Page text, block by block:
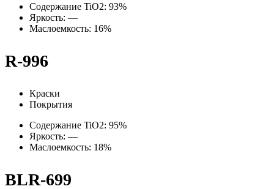
Содержание TiO2: 93%
Яркость: —
Маслоемкость: 16%
R-996
Краски
Покрытия
Содержание TiO2: 95%
Яркость: —
Маслоемкость: 18%
BLR-699